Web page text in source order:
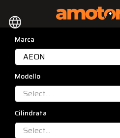
language
Marca
AEON
Modello
Select...
Cilindrata
Select...